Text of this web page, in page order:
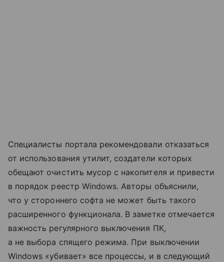
Специалисты портала рекомендовали отказаться
от использования утилит, создатели которых
обещают очистить мусор с накопителя и привести
в порядок реестр Windows. Авторы объяснили,
что у стороннего софта не может быть такого
расширенного функционала. В заметке отмечается
важность регулярного выключения ПК,
а не выбора спящего режима. При выключении
Windows «убивает» все процессы, и в следующий